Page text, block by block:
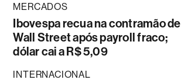
MERCADOS
Ibovespa recua na contramão de
Wall Street após payroll fraco;
dólar cai a R$ 5,09
INTERNACIONAL